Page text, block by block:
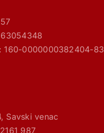
160-0000000382404-83
Savski venac
987